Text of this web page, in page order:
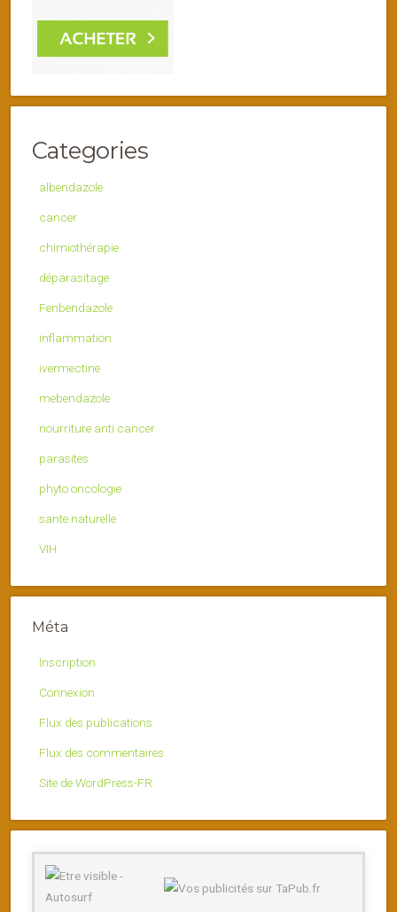
Categories
albendazole
cancer
chimiothérapie
déparasitage
Fenbendazole
inflammation
ivermectine
mebendazole
nourriture anti cancer
parasites
phyto oncologie
sante naturelle
VIH
Méta
Inscription
Connexion
Flux des publications
Flux des commentaires
Site de WordPress-FR